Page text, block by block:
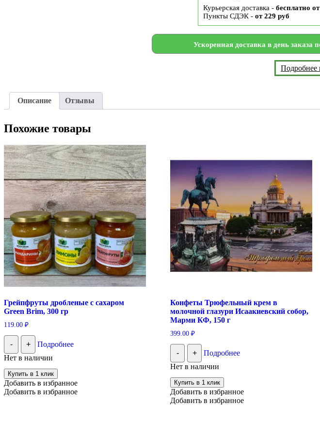
Курьерская доставка - бесплатно
Пункты СДЭК - от 229 руб
Ускоренная доставка в день заказа
Подробнее
Описание Отзывы
Похожие товары
Грейпфруты дробленые с сахаром
Green Brim, 300 гр
119.00 ₽
- +
Подробнее
Нет в наличии
Купить в 1 клик
Добавить в избранное
Добавить в избранное
Конфеты Трюфельный крем в
молочной глазури Исаакиевский собор,
Марми КФ, 150 г
399.00₽
- +
Подробнее
Нет в наличии
Купить в 1 клик
Добавить в избранное
Добавить в избранное